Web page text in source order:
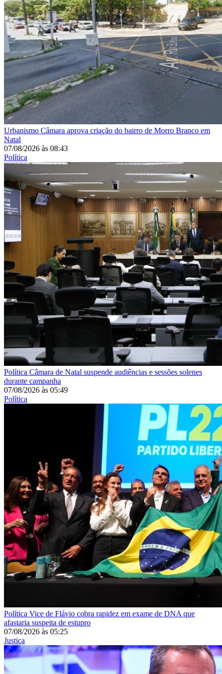
Urbanismo Câmara aprova criação do bairro de Morro Branco em
Natal
07/08/2026 às 08:43
Política
Política Câmara de Natal suspende audiências e sessões solenes
durante campanha
07/08/2026 às 05:49
Política
Política Vice de Flávio cobra rapidez em exame de DNA que
afastaria suspeita de estupro
07/08/2026 às 05:25
Justiça